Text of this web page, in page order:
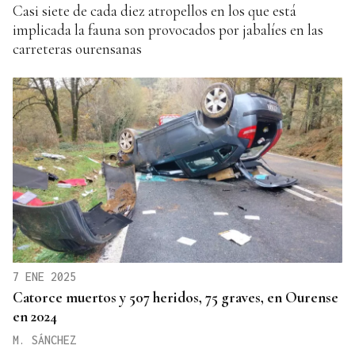
Casi siete de cada diez atropellos en los que está
implicada la fauna son provocados por jabalíes en las
carreteras ourensanas
7 ENE 2025
Catorce muertos y 507 heridos, 75 graves, en Ourense
en 2024
M. SÁNCHEZ